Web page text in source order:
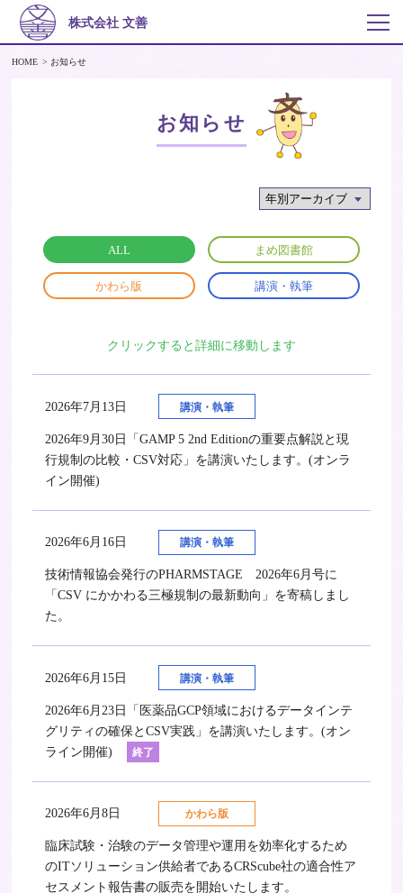
株式会社 文善
HOME お知らせ
お知らせ
ALL まめ図書館
かわら版 講演・執筆
クリックすると詳細に移動します
2026年7月13日 講演・執筆
2026年9月30日「GAMP 5 2nd Editionの重要点解説と現
行規制の比較・CSV対応」を講演いたします。(オンラ
イン開催)
2026年6月16日 講演・執筆
技術情報協会発行のPHARMSTAGE 2026年6月号に
「CSV にかかわる三極規制の最新動向」を寄稿しまし
た。
2026年6月15日 講演・執筆
2026年6月23日「医薬品GCP領域におけるデータインテ
グリティの確保とCSV実践」を講演いたします。(オン
ライン開催)
終了
2026年6月8日 かわら版
臨床試験・治験のデータ管理や運用を効率化するため
のITソリューション供給者であるCRScube社の適合性ア
セスメント報告書の販売を開始いたします。